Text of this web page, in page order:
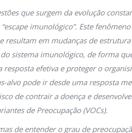
que surgem da evolução
imunológico”. Este
resultam em mudanças de
sistema imunológico, de forma
resposta efetiva e proteger o
alvo pode ir desde uma resposta
de contrair a doença e
de Preocupação (VOCs).
de entender o grau de